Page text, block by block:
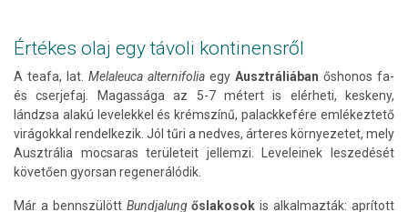
Értékes olaj egy távoli kontinensről
A teafa, lat. Melaleuca alternifolia egy Ausztráliában őshonos fa-
és cserjefaj. Magassága az 5-7 métert is elérheti, keskeny,
lándzsa alakú levelekkel és krémszínű, palackkefére emlékeztető
virágokkal rendelkezik. Jól tűri a nedves, árteres környezetet, mely
Ausztrália mocsaras területeit jellemzi. Leveleinek leszedését
követően gyorsan regenerálódik.
Már a bennszülött Bundjalung őslakosokis alkalmazták: aprított